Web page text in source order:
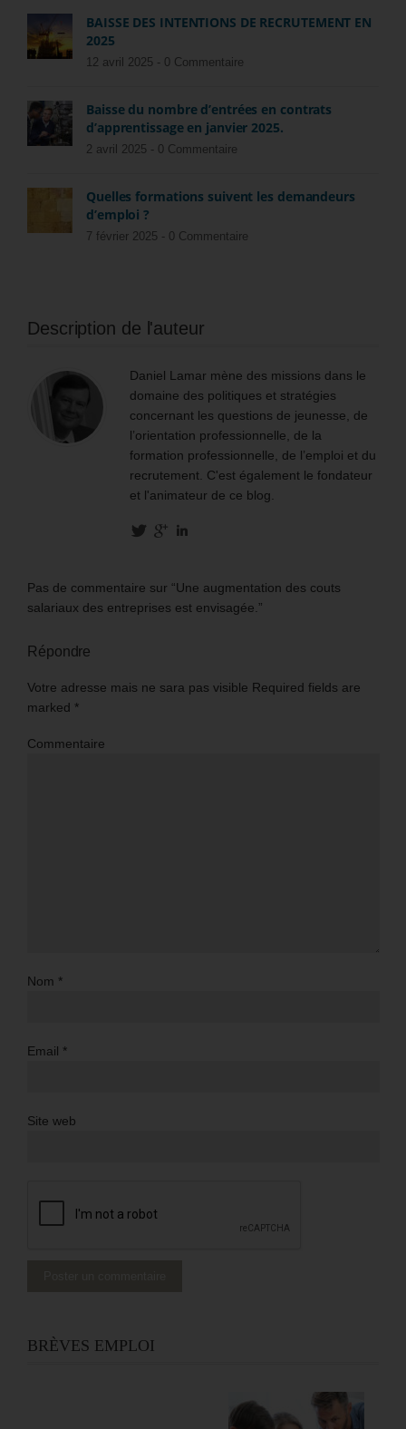
BAISSE DES INTENTIONS DE RECRUTEMENT EN
2025
12 avril 2025 - 0 Commentaire
Baisse du nombre d’entrées en contrats
d’apprentissage en janvier 2025.
2 avril 2025 - 0 Commentaire
Quelles formations suivent les demandeurs
d’emploi ?
7 février 2025 - 0 Commentaire
Description de l'auteur
Daniel Lamar mène des missions dans le
domaine des politiques et stratégies
concernant les questions de jeunesse, de
l’orientation professionnelle, de la
formation professionnelle, de l’emploi et du
recrutement. C'est également le fondateur
et l'animateur de ce blog.
Pas de commentaire sur “Une augmentation des couts
salariaux des entreprises est envisagée.”
Répondre
Votre adresse mais ne sara pas visible Required fields are
marked *
Commentaire
Nom *
Email *
Site web
BRÈVES EMPLOI